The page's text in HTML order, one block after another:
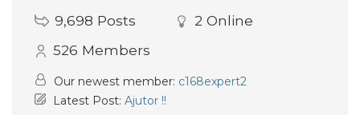
9,698 Posts 2 Online
526 Members
Our newest member: c168expert2
Latest Post: Ajutor !!